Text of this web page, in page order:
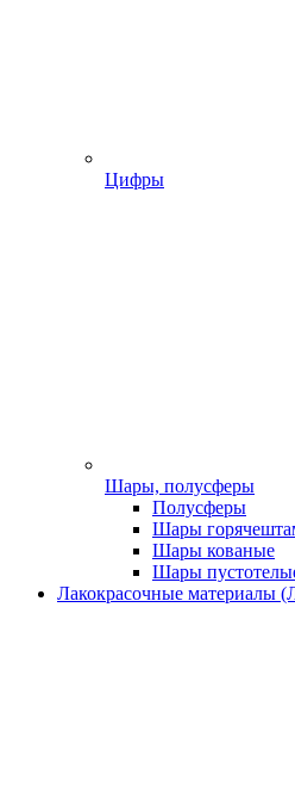
Цифры
Шары, полусферы
Полусферы
Шары
Шары кованые
Шары
Лакокрасочные материалы